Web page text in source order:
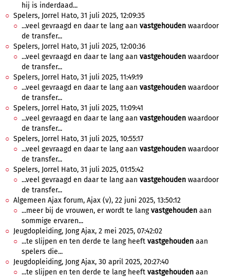
hij is inderdaad...
Spelers, Jorrel Hato, 31 juli 2025, 12:09:35
...veel gevraagd en daar te lang aan vastgehouden waardoor
de transfer...
Spelers, Jorrel Hato, 31 juli 2025, 12:00:36
...veel gevraagd en daar te lang aan vastgehouden waardoor
de transfer...
Spelers, Jorrel Hato, 31 juli 2025, 11:49:19
...veel gevraagd en daar te lang aan vastgehouden waardoor
de transfer...
Spelers, Jorrel Hato, 31 juli 2025, 11:09:41
...veel gevraagd en daar te lang aan vastgehouden waardoor
de transfer...
Spelers, Jorrel Hato, 31 juli 2025, 10:55:17
...veel gevraagd en daar te lang aan vastgehouden waardoor
de transfer...
Spelers, Jorrel Hato, 31 juli 2025, 01:15:42
...veel gevraagd en daar te lang aan vastgehouden waardoor
de transfer...
Algemeen Ajax forum, Ajax (v), 22 juni 2025, 13:50:12
...meer bij de vrouwen, er wordt te langvastgehouden aan
sommige ervaren...
Jeugdopleiding, Jong Ajax, 2 mei 2025, 07:42:02
...te slijpen en ten derde te lang heeft vastgehouden aan
spelers die...
Jeugdopleiding, Jong Ajax, 30 april 2025, 20:27:40
...te slijpen en ten derde te lang heeft vastgehouden aan